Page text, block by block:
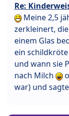
Re:
Meine 2,5
zerkleinert,
einem Glas
ein
und wann sie
nach Milch
war) und